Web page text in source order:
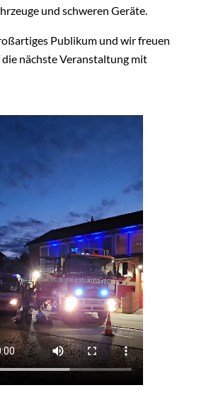
und schweren Geräte.
Publikum und wir freuen
die nächste Veranstaltung mit